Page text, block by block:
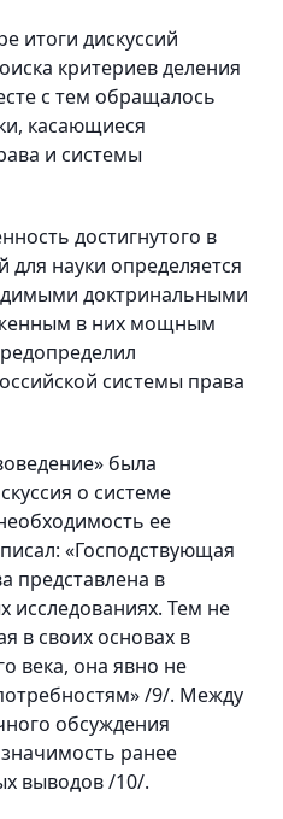
итоги дискуссий
критериев деления
с тем обращалось
касающиеся
и системы
достигнутого в
для науки определяется
доктринальными
в них мощным
системы права
была
о системе
ее
«Господствующая
представлена в
исследованиях. Тем не
в своих основах в
века, она явно не
/9/. Между
обсуждения
ранее
выводов /10/.